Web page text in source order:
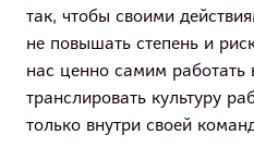
так, чтобы своими
не повышать степень и
нас ценно самим работать
транслировать культуру
только внутри своей